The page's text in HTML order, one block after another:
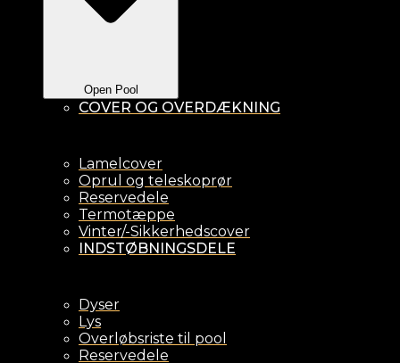
Open Pool
COVER OG OVERDÆKNING
Lamelcover
Oprul og teleskoprør
Reservedele
Termotæppe
Vinter/-Sikkerhedscover
INDSTØBNINGSDELE
Dyser
Lys
Overløbsriste til pool
Reservedele